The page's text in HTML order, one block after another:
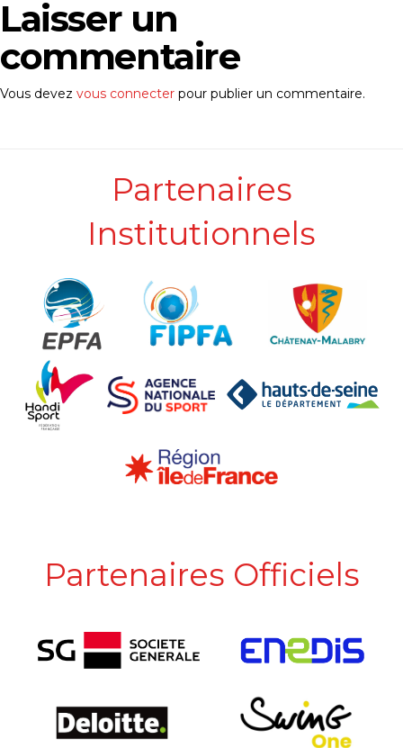
Laisser un
commentaire
Vous devez vous connecter pour publier un commentaire.
Partenaires
Institutionnels
Partenaires Officiels